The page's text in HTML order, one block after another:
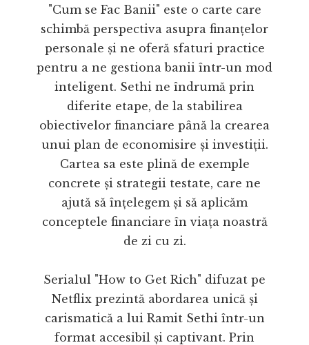
"Cum se Fac Banii" este o carte care
schimbă perspectiva asupra finanțelor
personale și ne oferă sfaturi practice
pentru a ne gestiona banii într-un mod
inteligent. Sethi ne îndrumă prin
diferite etape, de la stabilirea
obiectivelor financiare până la crearea
unui plan de economisire și investiții.
Cartea sa este plină de exemple
concrete și strategii testate, care ne
ajută să înțelegem și să aplicăm
conceptele financiare în viața noastră
de zi cu zi.
Serialul "How to Get Rich" difuzat pe
Netflix prezintă abordarea unică și
carismatică a lui Ramit Sethi într-un
format accesibil și captivant. Prin